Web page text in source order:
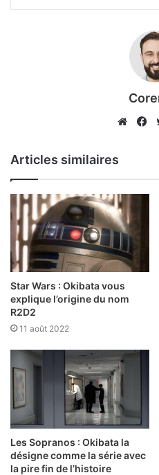
Articles similaires
Star Wars : Okibata vous
explique l’origine du nom
R2D2
11 août 2022
Les Sopranos : Okibata la
désigne comme la série avec
la pire fin de l’histoire